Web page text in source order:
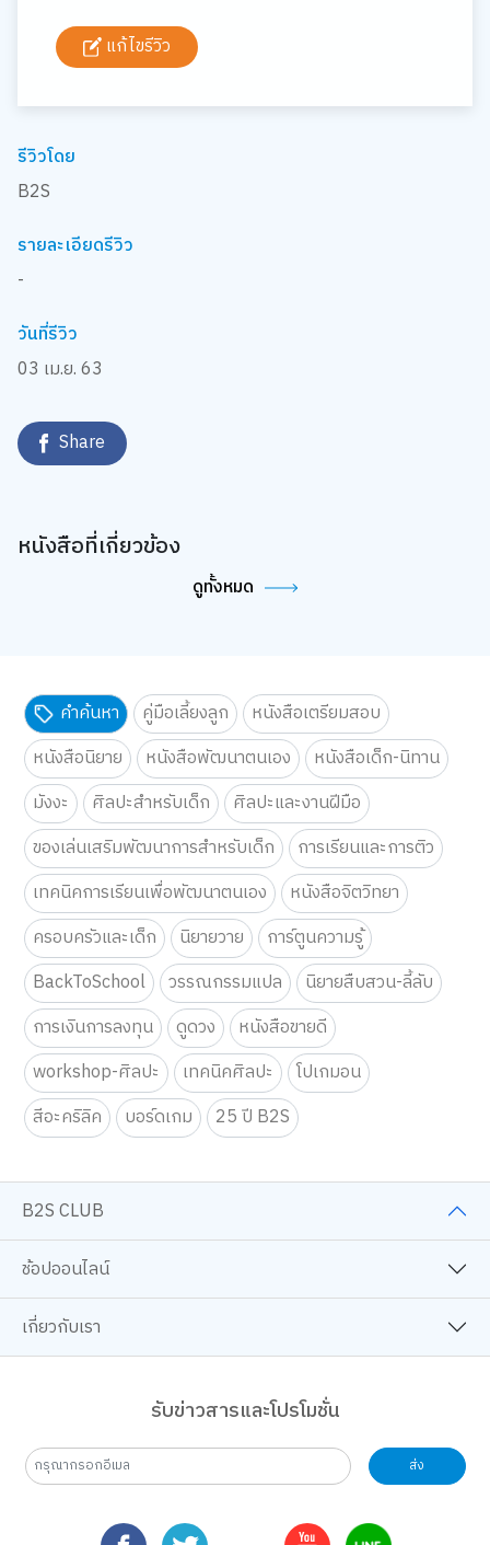
แก้ไขรีวิว
รีวิวโดย
B2S
รายละเอียดรีวิว
-
วันที่รีวิว
03 เม.ย. 63
Share
หนังสือที่เกี่ยวข้อง
ดูทั้งหมด
คำค้นหา คู่มือเลี้ยงลูก
หนังสือเตรียมสอบ
หนังสือนิยาย
หนังสือพัฒนาตนเอง
หนังสือเด็ก-นิทาน
มังงะ
ศิลปะสำหรับเด็ก
ศิลปะและงานฝีมือ
ของเล่นเสริมพัฒนาการสำหรับเด็ก
การเรียนและการติว
เทคนิคการเรียนเพื่อพัฒนาตนเอง
หนังสือจิตวิทยา
ครอบครัวและเด็ก
นิยายวาย
การ์ตูนความรู้
BackToSchool
วรรณกรรมแปล
นิยายสืบสวน-ลี้ลับ
การเงินการลงทุน
ดูดวง
หนังสือขายดี
workshop-ศิลปะ
เทคนิคศิลปะ
โปเกมอน
สีอะคริลิค
บอร์ดเกม 25 ปี B2S
B2S CLUB
ช้อปออนไลน์
เกี่ยวกับเรา
รับข่าวสารและโปรโมชั่น
ส่ง